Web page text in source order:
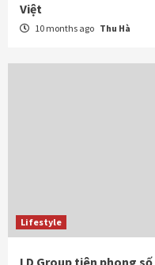
Việt
10 months ago Thu Hà
Lifestyle
LD Group tiên phong số